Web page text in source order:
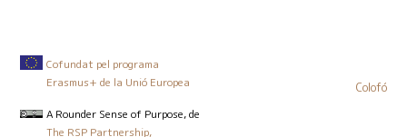
Cofundat pel programa
Erasmus+ de la Unió Europea
A Rounder Sense of Purpose, de
The RSP Partnership,
Colofó